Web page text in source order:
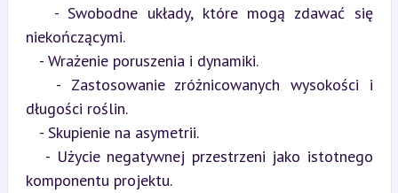
niekończącymi.
długości roślin.
komponentu projektu.